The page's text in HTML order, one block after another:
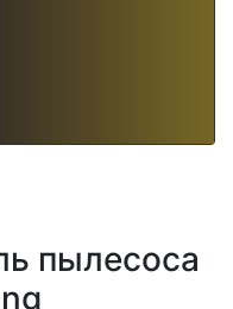
пылесоса